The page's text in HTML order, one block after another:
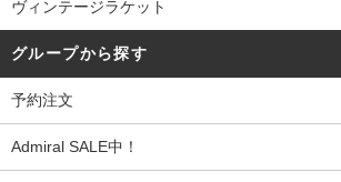
ヴィンテージラケット
グループから探す
予約注文
Admiral SALE中！